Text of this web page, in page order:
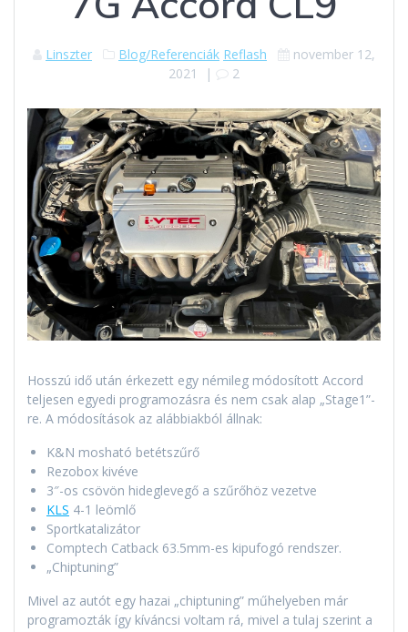
Linszter Blog/Referenciák Reflash
november 12,
2021
| 2
Hosszú idő után érkezett egy némileg módosított Accord
teljesen egyedi programozásra és nem csak alap „Stage1”-
re. A módosítások az alábbiakból állnak:
K&N mosható betétszűrő
Rezobox kivéve
3″-os csövön hideglevegő a szűrőhöz vezetve
KLS 4-1 leömlő
Sportkatalizátor
Comptech Catback 63.5mm-es kipufogó rendszer.
„Chiptuning”
Mivel az autót egy hazai „chiptuning” műhelyeben már
programozták így kíváncsi voltam rá, mivel a tulaj szerint a